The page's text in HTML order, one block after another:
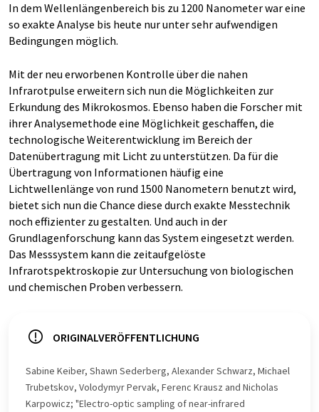
In dem Wellenlängenbereich bis zu 1200 Nanometer war eine
so exakte Analyse bis heute nur unter sehr aufwendigen
Bedingungen möglich.
Mit der neu erworbenen Kontrolle über die nahen
Infrarotpulse erweitern sich nun die Möglichkeiten zur
Erkundung des Mikrokosmos. Ebenso haben die Forscher mit
ihrer Analysemethode eine Möglichkeit geschaffen, die
technologische Weiterentwicklung im Bereich der
Datenübertragung mit Licht zu unterstützen. Da für die
Übertragung von Informationen häufig eine
Lichtwellenlänge von rund 1500 Nanometern benutzt wird,
bietet sich nun die Chance diese durch exakte Messtechnik
noch effizienter zu gestalten. Und auch in der
Grundlagenforschung kann das System eingesetzt werden.
Das Messsystem kann die zeitaufgelöste
Infrarotspektroskopie zur Untersuchung von biologischen
und chemischen Proben verbessern.
ORIGINALVERÖFFENTLICHUNG
Sabine Keiber, Shawn Sederberg, Alexander Schwarz, Michael
Trubetskov, Volodymyr Pervak, Ferenc Krausz and Nicholas
Karpowicz; "Electro-optic sampling of near-infrared